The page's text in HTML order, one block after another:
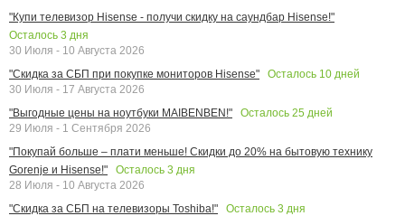
"Купи телевизор Hisense - получи скидку на саундбар Hisense!"
Осталось 3 дня
30 Июля - 10 Августа 2026
"Скидка за СБП при покупке мониторов Hisense"
Осталось 10 дней
30 Июля - 17 Августа 2026
"Выгодные цены на ноутбуки MAIBENBEN!"
Осталось 25 дней
29 Июля - 1 Сентября 2026
"Покупай больше – плати меньше! Скидки до 20% на бытовую технику
Gorenje и Hisense!"
Осталось 3 дня
28 Июля - 10 Августа 2026
"Скидка за СБП на телевизоры Toshiba!"
Осталось 3 дня